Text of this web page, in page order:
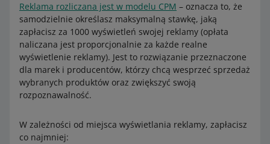
Reklama rozliczana jest w modelu CPM – oznacza to, że
samodzielnie określasz maksymalną stawkę, jaką
zapłacisz za 1000 wyświetleń swojej reklamy (opłata
naliczana jest proporcjonalnie za każde realne
wyświetlenie reklamy). Jest to rozwiązanie przeznaczone
dla marek i producentów, którzy chcą wesprzeć sprzedaż
wybranych produktów oraz zwiększyć swoją
rozpoznawalność.
W zależności od miejsca wyświetlania reklamy, zapłacisz
co najmniej: